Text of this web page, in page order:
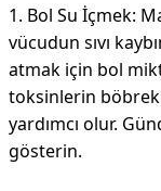
1. Bol Su İçmek:
vücudun sıvı
atmak için bol
toksinlerin
yardımcı olur.
gösterin.